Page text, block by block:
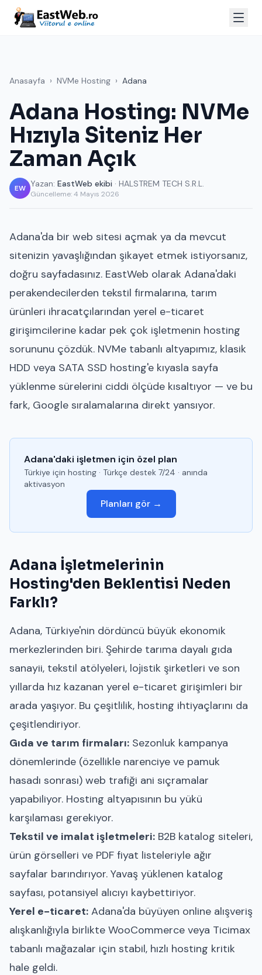
Anasayfa › NVMe Hosting › Adana
Adana Hosting: NVMe
Hızıyla Siteniz Her
Zaman Açık
EW Yazan: EastWeb ekibi · HALSTREM TECH S.R.L.
Güncelleme:4 Mayıs 2026
Adana'da bir web sitesi açmak ya da mevcut
sitenizin yavaşlığından şikayet etmek istiyorsanız,
doğru sayfadasınız. EastWeb olarak Adana'daki
perakendecilerden tekstil firmalarına, tarım
ürünleri ihracatçılarından yerel e-ticaret
girişimcilerine kadar pek çok işletmenin hosting
sorununu çözdük. NVMe tabanlı altyapımız, klasik
HDD veya SATA SSD hosting'e kıyasla sayfa
yüklenme sürelerini ciddi ölçüde kısaltıyor — ve bu
fark, Google sıralamalarına direkt yansıyor.
Adana'daki işletmen için özel plan
Türkiye için hosting · Türkçe destek 7/24 · anında
aktivasyon
Planları gör →
Adana İşletmelerinin
Hosting'den Beklentisi Neden
Farklı?
Adana, Türkiye'nin dördüncü büyük ekonomik
merkezlerinden biri. Şehirde tarıma dayalı gıda
sanayii, tekstil atölyeleri, lojistik şirketleri ve son
yıllarda hız kazanan yerel e-ticaret girişimleri bir
arada yaşıyor. Bu çeşitlilik, hosting ihtiyaçlarını da
çeşitlendiriyor.
Gıda ve tarım firmaları: Sezonluk kampanya
dönemlerinde (özellikle narenciye ve pamuk
hasadı sonrası) web trafiği ani sıçramalar
yapabiliyor. Hosting altyapısının bu yükü
karşılaması gerekiyor.
Tekstil ve imalat işletmeleri: B2B katalog siteleri,
ürün görselleri ve PDF fiyat listeleriyle ağır
sayfalar barındırıyor. Yavaş yüklenen katalog
sayfası, potansiyel alıcıyı kaybettiriyor.
Yerel e-ticaret: Adana'da büyüyen online alışveriş
alışkanlığıyla birlikte WooCommerce veya Ticimax
tabanlı mağazalar için stabil, hızlı hosting kritik
hale geldi.